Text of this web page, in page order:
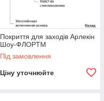
Покриття для заходів Арлекін
Шоу-ФЛОРTM
Під замовлення
Ціну уточнюйте